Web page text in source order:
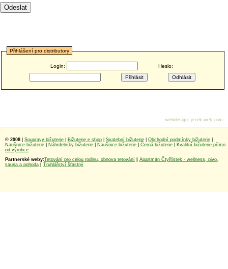
Přihlášení pro distributory
Login: Heslo:
© 2008 Soupravy bižuterie Bižuterie e shop Svatební bižuterie Obchodní podmínky bižuterie
Naušnice bižuterie
Náhrdelníky bižuterie Naušnice bižuterie Černá bižuterie
Kvalitní bižuterie přímo
od výrobce
Partnerské weby:Tetování pro celou rodinu, obnova tetování
Apartmán Čtyřlístek - wellness, pivo,
sauna a pohoda
Truhlářství šťastný
webdesign: jezek-web.com